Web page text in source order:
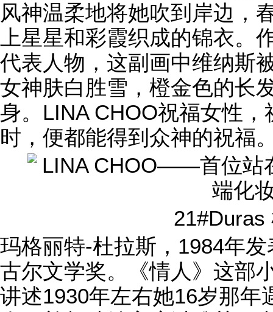
风神温柔地将她吹到岸边，
上星星和彩霞织成的锦衣。
代表人物，这副画中维纳斯
女神肤白胜雪，橙金色的长
身。LINA CHOO祝福女性
时，便都能得到众神的祝福
21#Duras
玛格丽特-杜拉斯，1984年
古尔文学奖。《情人》这部
讲述1930年左右她16岁那年